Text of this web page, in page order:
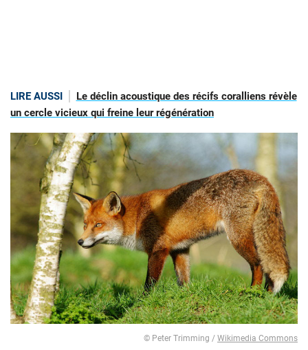
LIRE AUSSI
Le déclin acoustique des récifs coralliens révèle
un cercle vicieux qui freine leur régénération
© Peter Trimming / Wikimedia Commons